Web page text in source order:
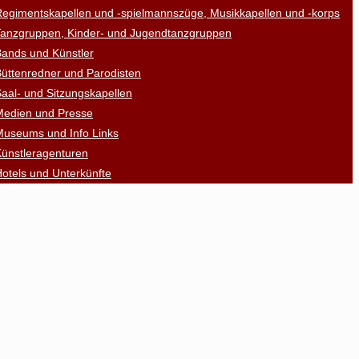
und -spielmannszüge, Musikkapellen und -korps
Kinder- und Jugendtanzgruppen
und Künstler
und Parodisten
und Sitzungskapellen
und Presse
und Info Links
und Unterkünfte